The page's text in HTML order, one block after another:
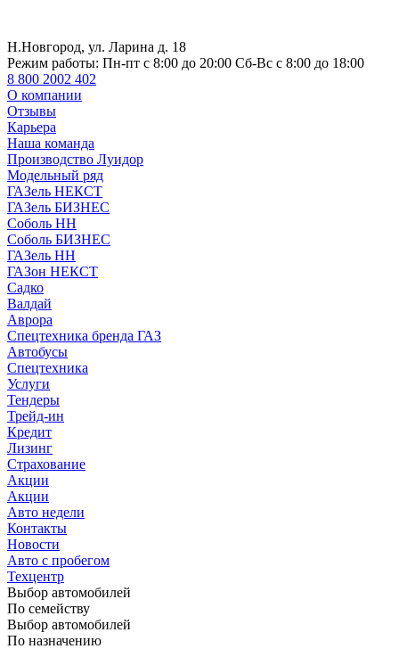
Н.Новгород, ул. Ларина д. 18
Режим работы: Пн-пт с 8:00 до 20:00 Сб-Вс с 8:00 до 18:00
8 800 2002 402
О компании
Отзывы
Карьера
Наша команда
Производство Луидор
Модельный ряд
ГАЗель НЕКСТ
ГАЗель БИЗНЕС
Соболь НН
Соболь БИЗНЕС
ГАЗель НН
ГАЗон НЕКСТ
Садко
Валдай
Аврора
Спецтехника бренда ГАЗ
Автобусы
Спецтехника
Услуги
Тендеры
Трейд-ин
Кредит
Лизинг
Страхование
Акции
Акции
Авто недели
Контакты
Новости
Авто с пробегом
Техцентр
Выбор автомобилей
По семейству
Выбор автомобилей
По назначению